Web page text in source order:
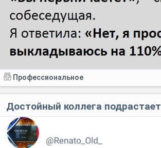
Профессиональное
Достойный коллега подрастает